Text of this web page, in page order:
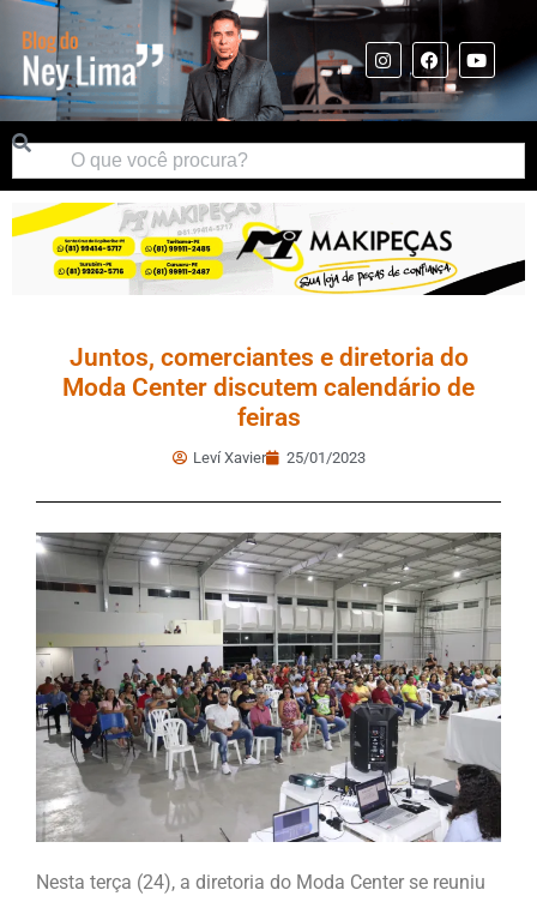
Juntos, comerciantes e diretoria do
Moda Center discutem calendário de
feiras
Leví Xavier 25/01/2023
Nesta terça (24), a diretoria do Moda Center se reuniu